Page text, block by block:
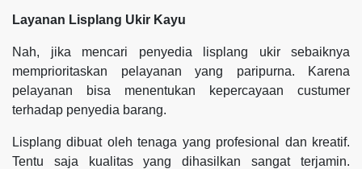
Layanan Lisplang Ukir Kayu
Nah, jika mencari penyedia lisplang ukir sebaiknya
memprioritaskan pelayanan yang paripurna. Karena
pelayanan bisa menentukan kepercayaan custumer
terhadap penyedia barang.
Lisplang dibuat oleh tenaga yang profesional dan kreatif.
Tentu saja kualitas yang dihasilkan sangat terjamin.